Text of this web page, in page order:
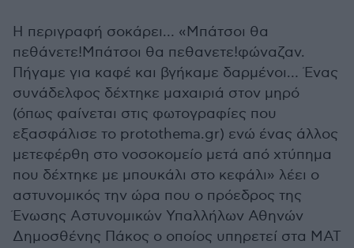
Η περιγραφή σοκάρει… «Μπάτσοι θα
πεθάνετε!Μπάτσοι θα πεθανετε!φώναζαν.
Πήγαμε για καφέ και βγήκαμε δαρμένοι… Ένας
συνάδελφος δέχτηκε μαχαιριά στον μηρό
(όπως φαίνεται στις φωτογραφίες που
εξασφάλισε το protothema.gr) ενώ ένας άλλος
μετεφέρθη στο νοσοκομείο μετά από χτύπημα
που δέχτηκε με μπουκάλι στο κεφάλι» λέει ο
αστυνομικός την ώρα που ο πρόεδρος της
Ένωσης Αστυνομικών Υπαλλήλων Αθηνών
Δημοσθένης Πάκος ο οποίος υπηρετεί στα ΜΑΤ